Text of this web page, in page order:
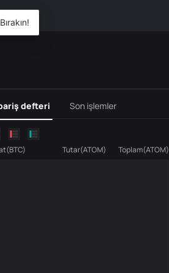
defteri Son işlemler
(BTC) Tutar(ATOM) Toplam(ATOM)